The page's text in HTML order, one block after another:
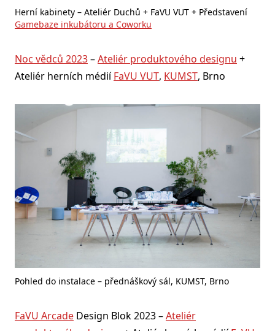
Herní kabinety – Ateliér Duchů + FaVU VUT + Představení
Gamebaze inkubátoru a Coworku
Noc vědců 2023–Ateliér produktového designu +
Ateliér herních médiíFaVU VUT, KUMST, Brno
Pohled do instalace – přednáškový sál, KUMST, Brno
FaVU Arcade Design Blok 2023 –Ateliér